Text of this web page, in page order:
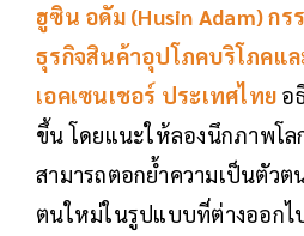
ฮูซิน อดัม (Husin Adam) กร
ธุรกิจสินค้าอุปโภคบริโภคแ
เอคเซนเชอร์ ประเทศไทย อ
ขึ้น โดยแนะให้ลองนึกภาพโ
สามารถตอกย้ำความเป็นตัว
ตนใหม่ในรูปแบบที่ต่างออกไ